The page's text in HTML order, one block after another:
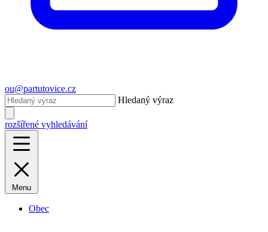
ou@partutovice.cz
Hledaný výraz
rozšířené vyhledávání
Menu
Obec